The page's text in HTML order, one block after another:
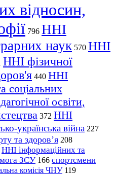
відносин,
796 ННІ
наук 570 ННІ
ННІ фізичної
440 ННІ
соціальних
освіти,
372 ННІ
українська війна 227
та здоров’я 208
ННІ інформаційних та
ЗСУ 166 спортсмени
комісія ЧНУ 119